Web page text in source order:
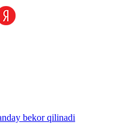
bekor qilinadi